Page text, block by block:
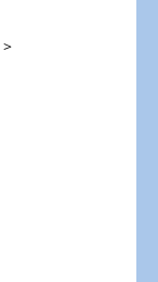
>